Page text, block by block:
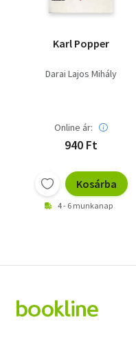
Karl Popper
Darai Lajos Mihály
Online ár:
940 Ft
Kosárba
4 - 6 munkanap